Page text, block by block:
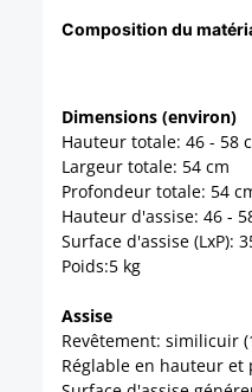
Composition du
Dimensions (environ)
Hauteur totale: 46 - 58
Largeur totale: 54 cm
Profondeur totale: 54
Hauteur d'assise: 46 -
Surface d'assise (LxP):
Poids:5 kg
Assise
Revêtement: similicuir
Réglable en hauteur et